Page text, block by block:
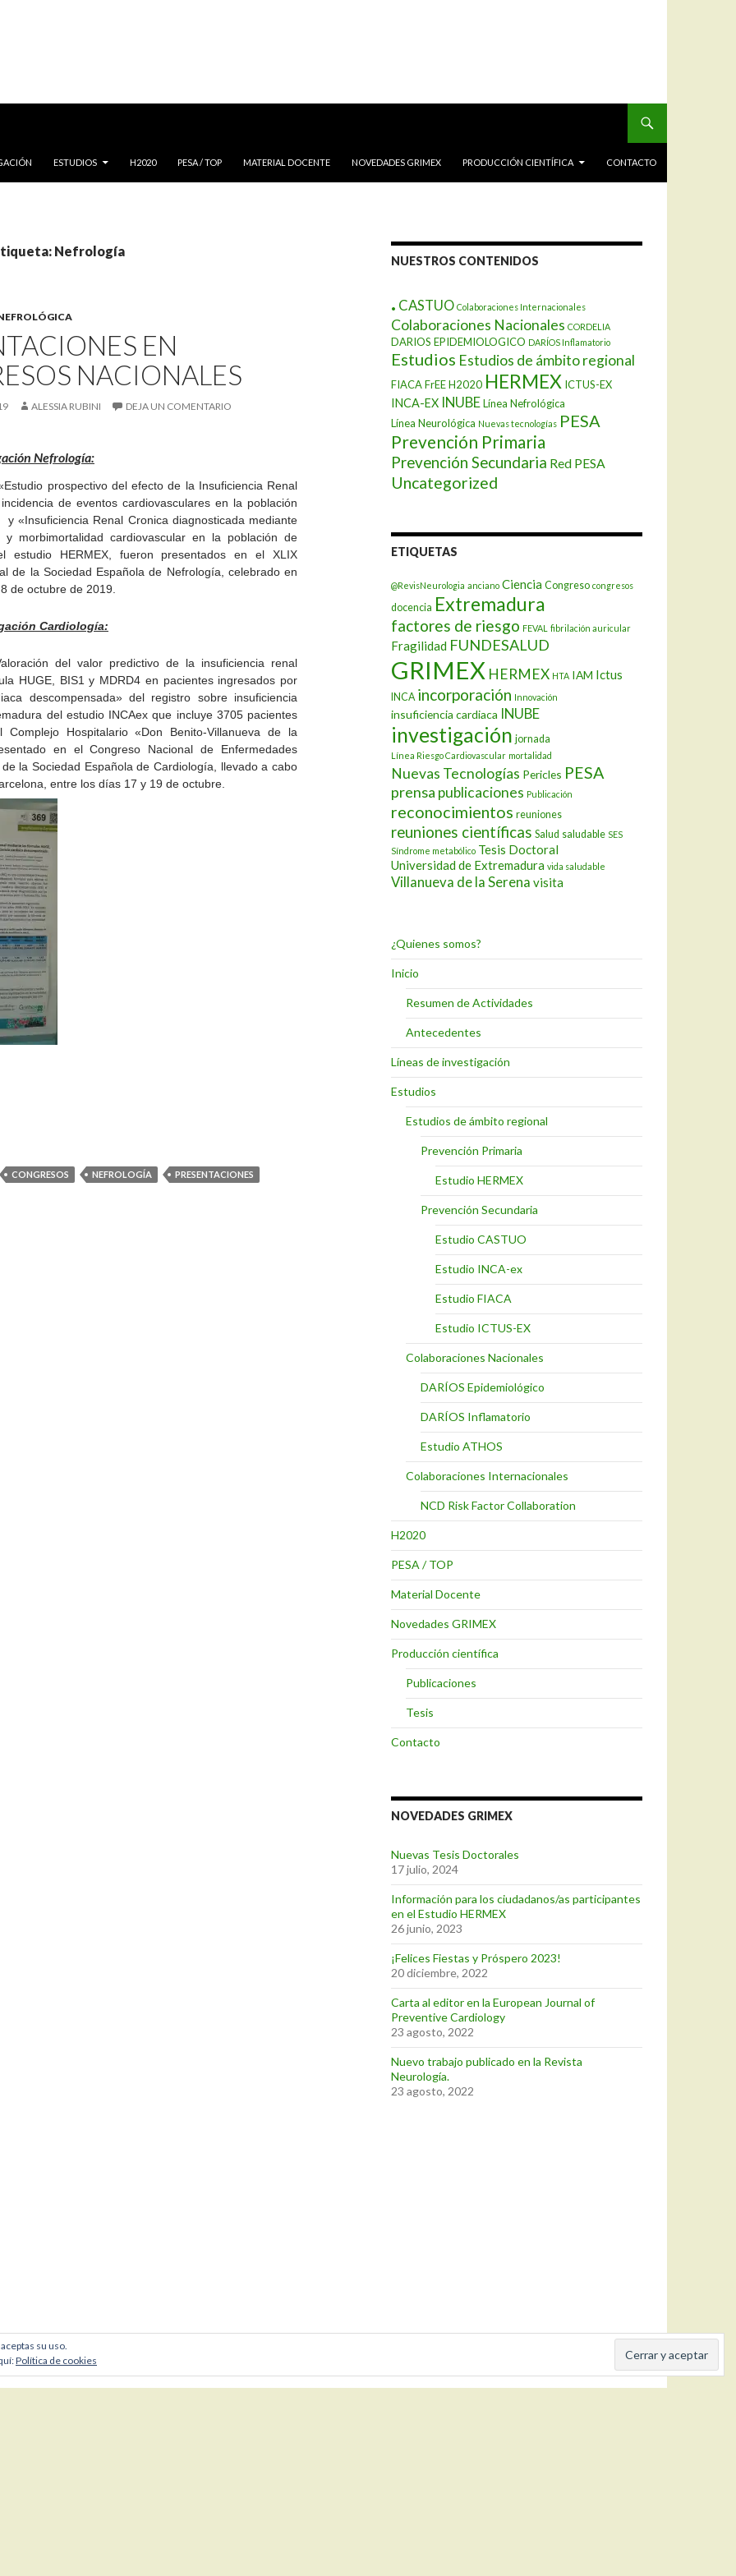
ESTUDIOS H2020 PESA / TOP MATERIAL DOCENTE NOVEDADES GRIMEX PRODUCCIÓN CIENTÍFICA CONTACTO
Nefrología
EN
NACIONALES
ALESSIA RUBINI DEJA UN COMENTARIO
Nefrología:
prospectivo del efecto de la Insuficiencia Renal
de eventos cardiovasculares en la población
«Insuficiencia Renal Cronica diagnosticada mediante
y morbimortalidad cardiovascular en la población de
estudio HERMEX, fueron presentados en el XLIX
de la Sociedad Española de Nefrología, celebrado en
de octubre de 2019.
Cardiología:
del valor predictivo de la insuficiencia renal
HUGE, BIS1 y MDRD4 en pacientes ingresados por
descompensada» del registro sobre insuficiencia
del estudio INCAex que incluye 3705 pacientes
Complejo Hospitalario «Don Benito-Villanueva de la
en el Congreso Nacional de Enfermedades
la Sociedad Española de Cardiología, llevado a cabo
entre los días 17 y 19 de octubre.
CONGRESOS NEFROLOGÍA PRESENTACIONES
NUESTROS CONTENIDOS
. CASTUO Colaboraciones Internacionales
Colaboraciones Nacionales CORDELIA
DARIOS EPIDEMIOLOGICO DARÍOS Inflamatorio
Estudios Estudios de ámbito regional
FIACAFrEEH2020 HERMEX ICTUS-EX
INCA-EX INUBELínea Nefrológica
Línea Neurológica Nuevas tecnologías PESA
Prevención Primaria
Prevención Secundaria Red PESA
Uncategorized
ETIQUETAS
@RevisNeurologia anciano Ciencia Congreso congresos
docencia Extremadura
factores de riesgo FEVAL fibrilación auricular
Fragilidad FUNDESALUD
GRIMEX HERMEX HTA IAM Ictus
INCA incorporación Innovación
insuficiencia cardiaca INUBE
investigación jornada
Línea Riesgo Cardiovascular mortalidad
Nuevas Tecnologías Pericles PESA
prensa publicaciones Publicación
reconocimientos reuniones
reuniones científicas Salud saludable SES
Síndrome metabólico Tesis Doctoral
Universidad de Extremadura vida saludable
Villanueva de la Serena visita
¿Quienes somos?
Inicio
Resumen de Actividades
Antecedentes
Líneas de investigación
Estudios
Estudios de ámbito regional
Prevención Primaria
Estudio HERMEX
Prevención Secundaria
Estudio CASTUO
Estudio INCA-ex
Estudio FIACA
Estudio ICTUS-EX
Colaboraciones Nacionales
DARÍOS Epidemiológico
DARÍOS Inflamatorio
Estudio ATHOS
Colaboraciones Internacionales
NCD Risk Factor Collaboration
H2020
PESA / TOP
Material Docente
Novedades GRIMEX
Producción científica
Publicaciones
Tesis
Contacto
NOVEDADES GRIMEX
Nuevas Tesis Doctorales
17 julio, 2024
Información para los ciudadanos/as participantes
en el Estudio HERMEX
26 junio, 2023
¡Felices Fiestas y Próspero 2023!
20 diciembre, 2022
Carta al editor en la European Journal of
Preventive Cardiology
23 agosto, 2022
Nuevo trabajo publicado en la Revista
Neurología.
23 agosto, 2022
su uso.
Política de cookies